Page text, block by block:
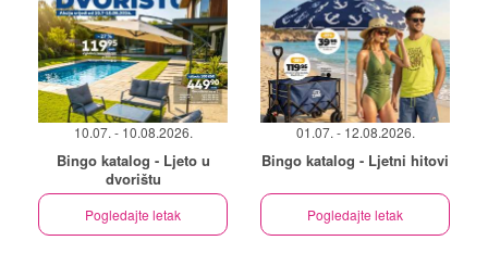
10.07. - 10.08.2026.
Bingo katalog - Ljeto u
dvorištu
Pogledajte letak
01.07. - 12.08.2026.
Bingo katalog - Ljetni hitovi
Pogledajte letak